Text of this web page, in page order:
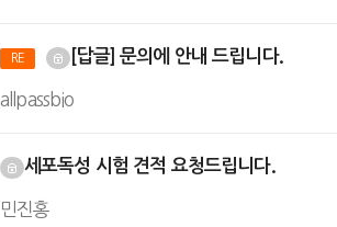
RE [답글] 문의에 안내 드립니다.
allpassbio
세포독성 시험 견적 요청드립니다.
민진홍